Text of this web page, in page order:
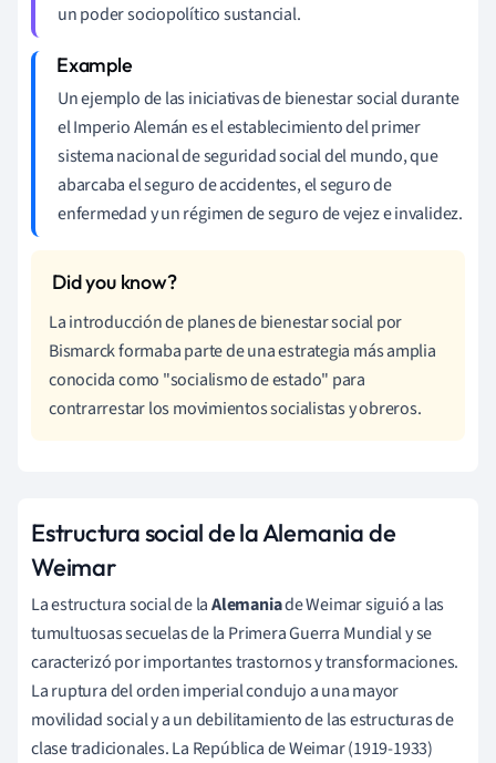
un poder sociopolítico sustancial.
Un ejemplo de las iniciativas de bienestar social durante
el Imperio Alemán es el establecimiento del primer
sistema nacional de seguridad social del mundo, que
abarcaba el seguro de accidentes, el seguro de
enfermedad y un régimen de seguro de vejez e invalidez.
La introducción de planes de bienestar social por
Bismarck formaba parte de una estrategia más amplia
conocida como "socialismo de estado" para
contrarrestar los movimientos socialistas y obreros.
Estructura social de la Alemania de
Weimar
La estructura social de laAlemaniade Weimar siguió a las
tumultuosas secuelas de la Primera Guerra Mundial y se
caracterizó por importantes trastornos y transformaciones.
La ruptura del orden imperial condujo a una mayor
movilidad social y a un debilitamiento de las estructuras de
clase tradicionales. La República de Weimar (1919-1933)